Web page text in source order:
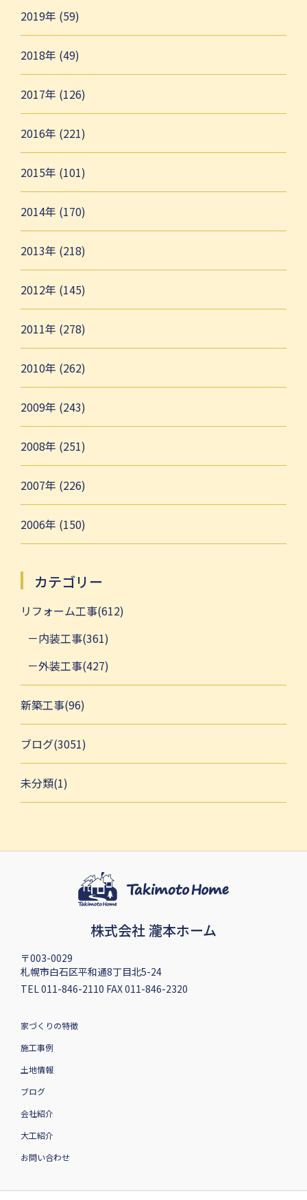
2019年 (59)
2018年 (49)
2017年 (126)
2016年 (221)
2015年 (101)
2014年 (170)
2013年 (218)
2012年 (145)
2011年 (278)
2010年 (262)
2009年 (243)
2008年 (251)
2007年 (226)
2006年 (150)
カテゴリー
リフォーム工事(612)
内装工事(361)
外装工事(427)
新築工事(96)
ブログ(3051)
未分類(1)
株式会社 瀧本ホーム
〒003-0029
札幌市白石区平和通8丁目北5-24
TEL 011-846-2110 FAX 011-846-2320
家づくりの特徴
施工事例
土地情報
ブログ
会社紹介
大工紹介
お問い合わせ